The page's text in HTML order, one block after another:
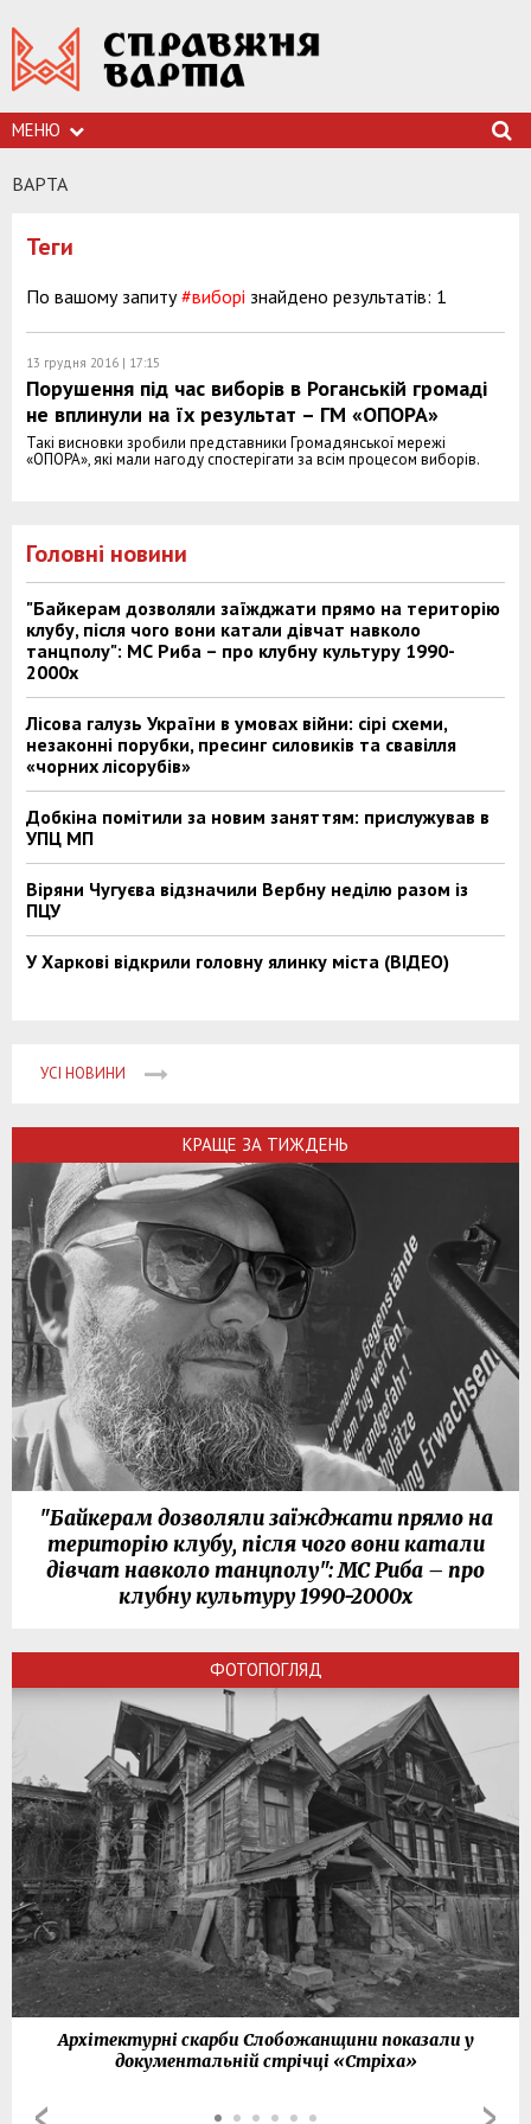
МЕНЮ
ВАРТА
Теги
По вашому запиту#виборі знайдено результатів: 1
13 грудня 2016 | 17:15
Порушення під час виборів в Роганській громаді
не вплинули на їх результат – ГМ «ОПОРА»
Такі висновки зробили представники Громадянської мережі
«ОПОРА», які мали нагоду спостерігати за всім процесом виборів.
Головні новини
"Байкерам дозволяли заїжджати прямо на територію
клубу, після чого вони катали дівчат навколо
танцполу": МС Риба – про клубну культуру 1990-
2000х
Лісова галузь України в умовах війни: сірі схеми,
незаконні порубки, пресинг силовиків та свавілля
«чорних лісорубів»
Добкіна помітили за новим заняттям: прислужував в
УПЦ МП
Віряни Чугуєва відзначили Вербну неділю разом із
ПЦУ
У Харкові відкрили головну ялинку міста (ВІДЕО)
УСІ НОВИНИ
КРАЩЕ ЗА ТИЖДЕНЬ
"Байкерам дозволяли заїжджати прямо на
територію клубу, після чого вони катали
дівчат навколо танцполу": МС Риба – про
клубну культуру 1990-2000х
ФОТОПОГЛЯД
Архітектурні скарби Слобожанщини показали у
документальній стрічці «Стріха»